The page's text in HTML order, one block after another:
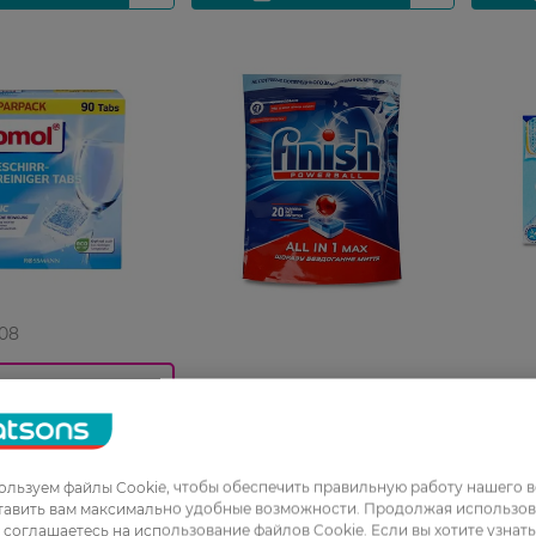
машины
в таблетках 90
232,99 ГРН
файлы Cookie, чтобы обеспечить правильную работу нашего
вам максимально удобные возможности. Продолжая
соглашаетесь на использование файлов Cookie. Если вы хотите